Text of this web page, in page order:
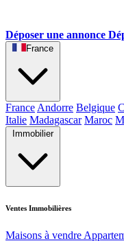
Déposer une annonce
France
France Andorre Belgique
Italie Madagascar Maroc
Immobilier
Ventes Immobilières
Maisons à vendre